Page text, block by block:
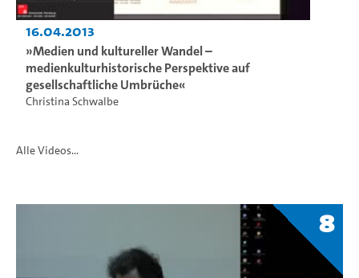
16.04.2013
»Medien und kultureller Wandel –
medienkulturhistorische Perspektive auf
gesellschaftliche Umbrüche«
Christina Schwalbe
Alle Videos...
8